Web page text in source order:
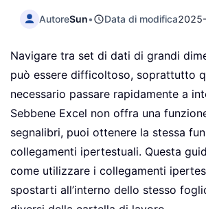
AutoreSun• Data di modifica
Navigare tra set di dati di grandi
può essere difficoltoso, soprattutto
necessario passare rapidamente a
Sebbene Excel non offra una
segnalibri, puoi ottenere la stessa
collegamenti ipertestuali. Questa
come utilizzare i collegamenti
spostarti all’interno dello stesso